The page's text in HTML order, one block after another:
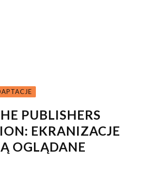
PUBLISHERS
EKRANIZACJE
OGLĄDANE